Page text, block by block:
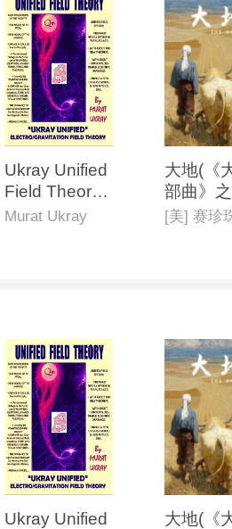
Ukray Unified
Field Theory:
"An Approach
Murat Ukray
大地(《
部曲》
文版)
[美] 赛珍
Ukray Unified
大地(《